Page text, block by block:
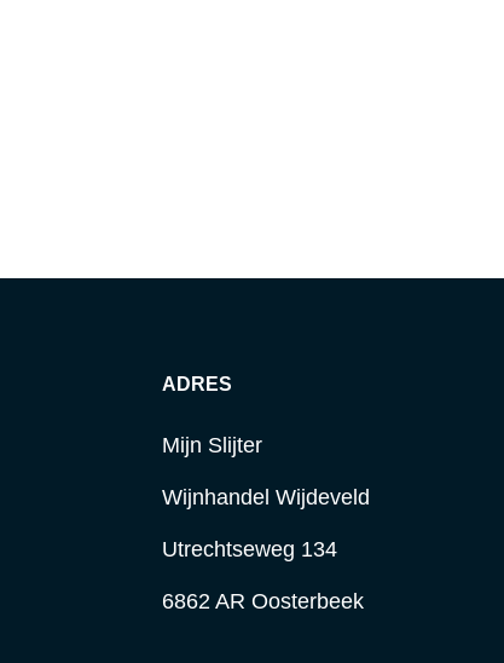
ADRES
Mijn Slijter
Wijnhandel Wijdeveld
Utrechtseweg 134
6862 AR Oosterbeek